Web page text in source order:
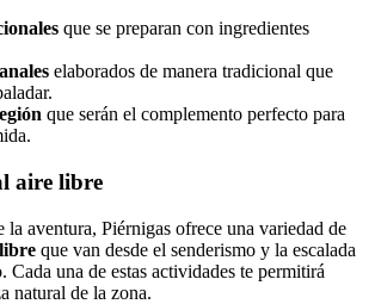
que se preparan con ingredientes
elaborados de manera tradicional que
que serán el complemento perfecto para
aire libre
la aventura, Piérnigas ofrece una variedad de
que van desde el senderismo y la escalada
Cada una de estas actividades te permitirá
natural de la zona.